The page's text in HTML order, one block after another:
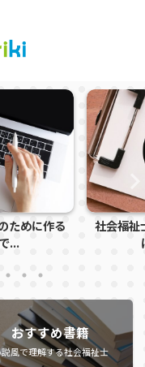
ために作る
...
社会福祉
おすすめ書籍
風で理解する社会福祉士